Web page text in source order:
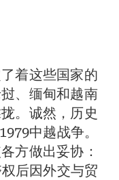
着这些国家的
、缅甸和越南
。诚然，历史
中越战争。
方做出妥协：
后因外交与贸